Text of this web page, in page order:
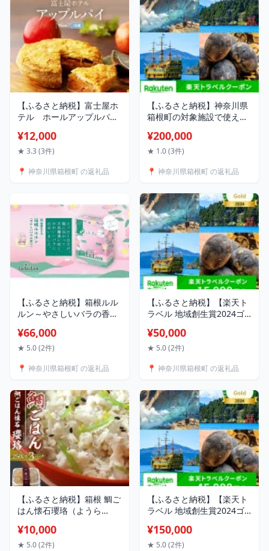
【ふるさと納税】富士屋ホ
テル ホールアップルパイ
イ りんご 林檎 アップル パ
イ スイーツ デザート 人気
菓子 ホール おすすめ プレ
¥12,000
★ 3.3 (3件)
📍 神奈川県箱根町 の返礼品
【ふるさと納税】神奈川県
箱根町の対象施設で使える
額200,000円
¥200,000
★ 1.0 (3件)
📍 神奈川県箱根町 の返礼品
【ふるさと納税】箱根ルル
ルン～やさしいバラの香り
枚（10箱セット） | マスク
フェイスマスク セット 保
高級 贅沢 自宅ケア バラ 薔
め オススメ 国産 ご当地 送
料無料 神奈川
¥66,000
★ 5.0 (2件)
📍 神奈川県箱根町 の返礼品
【ふるさと納税】【楽天ト
ラベル 地域創生賞2024ゴ
町の対象施設で使える楽天
トラベルクーポン 寄付額
¥50,000
★ 5.0 (2件)
📍 神奈川県箱根町 の返礼品
【ふるさと納税】箱根 鯛ご
はん懐石瓔珞（ようら
パック入り | 鯛 ごはん 魚
お魚 さかな 食品 和食 料理
¥10,000
★ 5.0 (2件)
【ふるさと納税】【楽天ト
ラベル 地域創生賞2024ゴ
町の対象施設で使える楽天
トラベルクーポン 寄付額
¥150,000
★ 5.0 (2件)